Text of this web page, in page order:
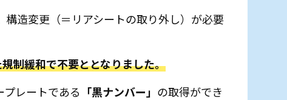
造変更（＝リアシートの取り外し）が必要
制緩和で不要ととなりました。
レートである 「黒ナンバー」 の取得ができ